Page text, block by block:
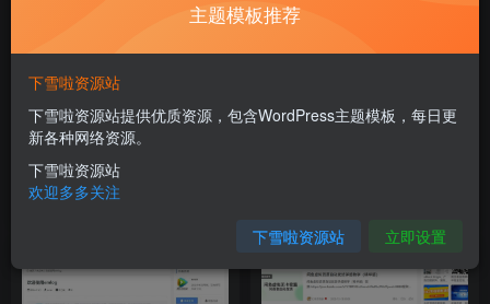
EmlogPro历史文章定时翻新插
件
付费资源 ￥0.01
7月4日 16:36
Emlog6.0资源模板源码 带自
主题模板推荐
下雪啦资源站
下雪啦资源站提供优质资源，包含WordPress主题模板，每日更
新各种网络资源。
下雪啦资源站
欢迎多多关注
下雪啦资源站 立即设置